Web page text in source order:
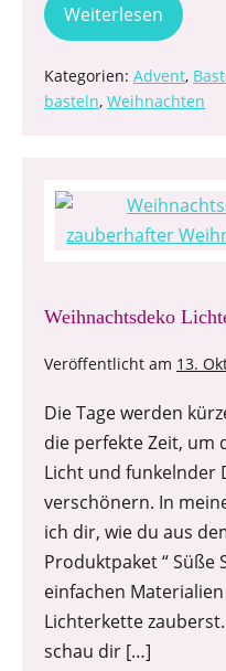
Weiterlesen
Kategorien: Advent,
basteln, Weihnachten
Weihnachtsdeko
Veröffentlicht am 13.
Die Tage werden
die perfekte Zeit, um
Licht und funkelnder
verschönern. In
ich dir, wie du aus
Produktpaket “ Süße
einfachen
Lichterkette
schau dir […]